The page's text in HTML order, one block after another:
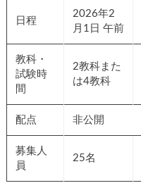
日程
2026年2
月1日 午前
教科・
試験時
間
2教科また
は4教科
配点 非公開
募集人
員
25名